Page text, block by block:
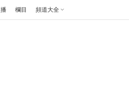
欄目 頻道大全